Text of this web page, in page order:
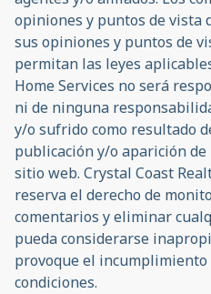
opiniones y puntos de vista
sus opiniones y puntos de
permitan las leyes
Home Services no será
ni de ninguna
y/o sufrido como resultado
publicación y/o aparición
sitio web. Crystal Coast
reserva el derecho de
comentarios y eliminar
pueda considerarse
provoque el incumplimiento
condiciones.